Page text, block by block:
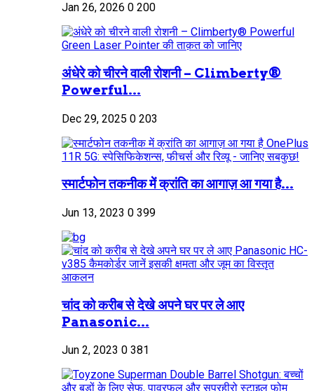
Jan 26, 2026 0 200
अंधेरे को चीरने वाली रोशनी – Climberty®
Powerful...
Dec 29, 2025 0 203
स्मार्टफोन तकनीक में क्रांति का आगाज़ आ गया है...
Jun 13, 2023 0 399
चांद को करीब से देखे अपने घर पर ले आए
Panasonic...
Jun 2, 2023 0 381